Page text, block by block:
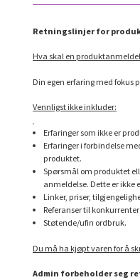
Retningslinjer for
Hva skal en
Din egen erfaring med fokus
Vennligst ikke inkluder:
Erfaringer som ikke er
Erfaringer i forbindelse
produktet.
Spørsmål om produktet
anmeldelse. Dette er ikke
Linker, priser,
Referanser til konkurrenter
Støtende/ufin ordbruk.
Du må ha kjøpt varen for å
Admin forbeholder seg